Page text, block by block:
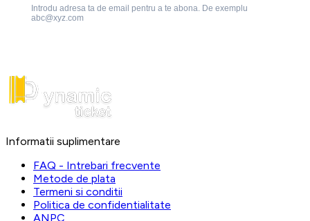
Introdu adresa ta de email pentru a te abona. De exemplu
abc@xyz.com
Informatii suplimentare
FAQ - Intrebari frecvente
Metode de plata
Termeni si conditii
Politica de confidentialitate
ANPC